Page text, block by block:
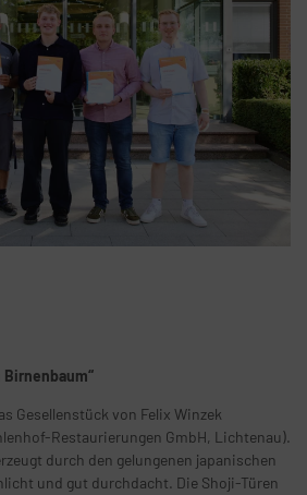
Gesellenstück von Felix Winzek
Restaurierungen GmbH, Lichtenau).
durch den gelungenen japanischen
und gut durchdacht. Die Shoji-Türen